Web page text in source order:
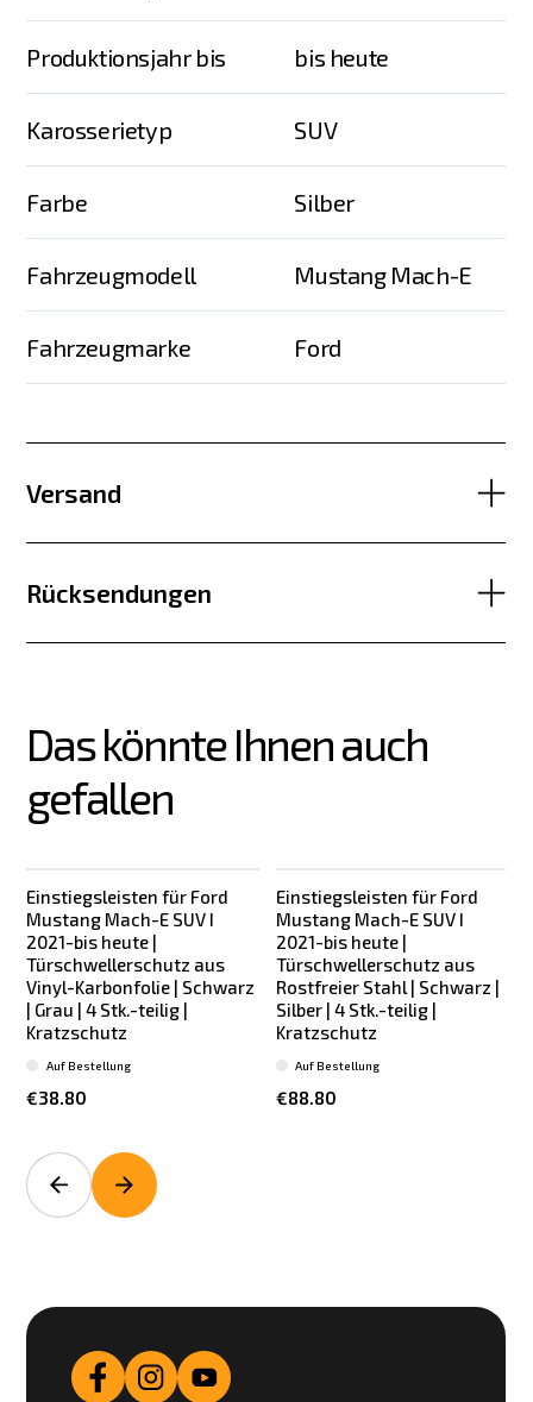
Produktionsjahr bis bis heute
Karosserietyp SUV
Farbe Silber
Fahrzeugmodell Mustang Mach-E
Fahrzeugmarke Ford
Versand
Rücksendungen
Das könnte Ihnen auch
gefallen
Einstiegsleisten für Ford
Mustang Mach-E SUV I
2021-bis heute |
Türschwellerschutz aus
Vinyl-Karbonfolie | Schwarz
| Grau | 4 Stk.-teilig |
Kratzschutz
€38.80
Auf Bestellung
Einstiegsleisten für Ford
Mustang Mach-E SUV I
2021-bis heute |
Türschwellerschutz aus
Rostfreier Stahl | Schwarz |
Silber | 4 Stk.-teilig |
Kratzschutz
€88.80
Auf Bestellung